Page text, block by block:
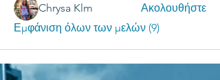
Chrysa Klm
Ακολουθήστε
Εμφάνιση όλων των μελών (9)